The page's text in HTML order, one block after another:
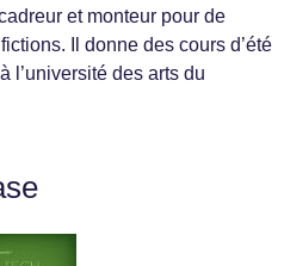
et monteur pour de
Il donne des cours d’été
l’université des arts du